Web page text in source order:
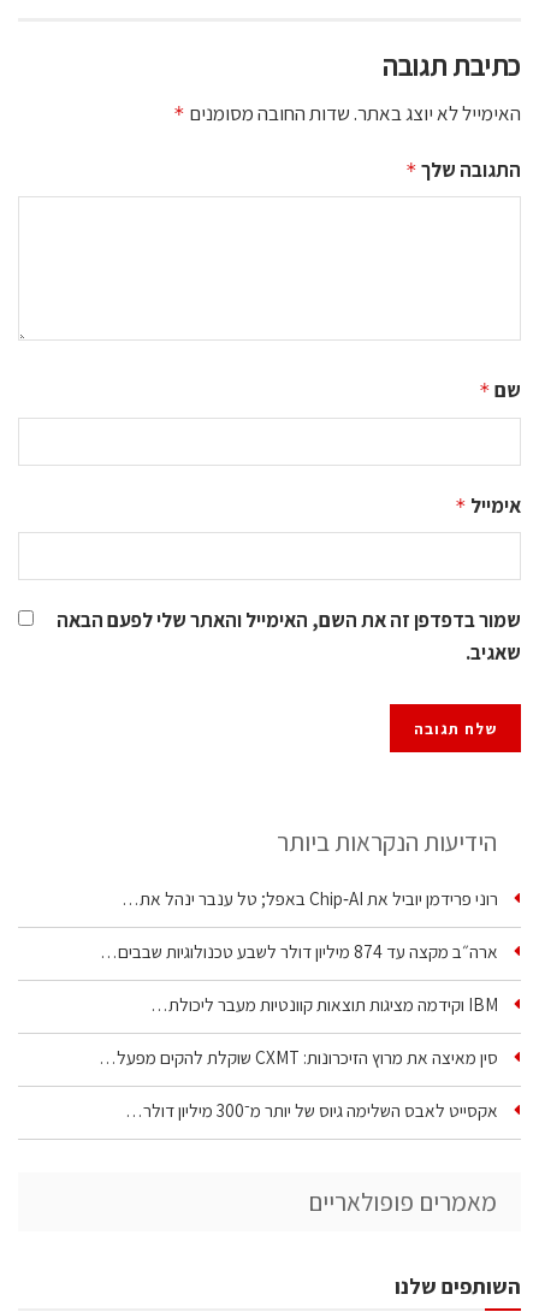
כתיבת תגובה
האימייל לא יוצג באתר.שדות החובה מסומנים *
התגובה שלך *
שם *
אימייל *
שמור בדפדפן זה את השם, האימייל והאתר שלי לפעם הבאה
שאגיב.
הידיעות הנקראות ביותר
רוני פרידמן יוביל את Chip‑AI באפל; טל ענבר ינהל את…
ארה״ב מקצה עד 874 מיליון דולר לשבע טכנולוגיות שבבים…
IBM וקידמה מציגות תוצאות קוונטיות מעבר ליכולת…
סין מאיצה את מרוץ הזיכרונות: CXMT שוקלת להקים מפעל…
אקסייט לאבס השלימה גיוס של יותר מ־300 מיליון דולר…
מאמרים פופולאריים
השותפים שלנו